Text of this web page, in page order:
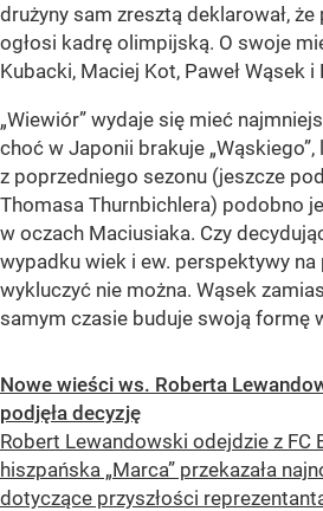
drużyny sam zresztą deklarował,
ogłosi kadrę olimpijską. O swoje
Kubacki, Maciej Kot, Paweł Wąsek i
„Wiewiór” wydaje się mieć
choć w Japonii brakuje „Wąskiego”,
z poprzedniego sezonu (jeszcze
Thomasa Thurnbichlera) podobno
w oczach Maciusiaka. Czy
wypadku wiek i ew. perspektywy na
wykluczyć nie można. Wąsek
samym czasie buduje swoją formę
Nowe wieści ws. Roberta
podjęła decyzję
Robert Lewandowski odejdzie z FC
hiszpańska „Marca” przekazała
dotyczące przyszłości